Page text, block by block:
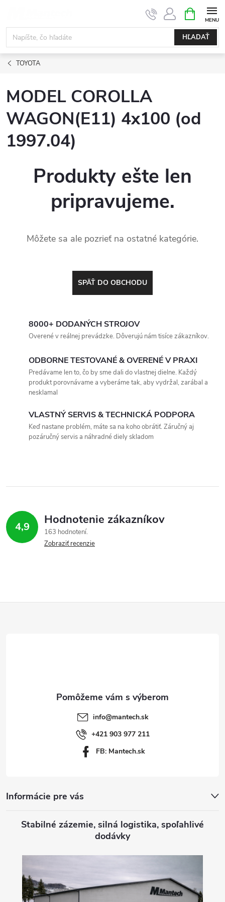
obsah
HĽADAŤ
KOŠÍK
TOYOTA
MODEL COROLLA
WAGON(E11) 4x100 (od
1997.04)
Produkty ešte len
pripravujeme.
Môžete sa ale pozrieť na ostatné kategórie.
SPÄŤ DO OBCHODU
8000+ DODANÝCH STROJOV
Overené v reálnej prevádzke. Dôverujú nám tisíce zákazníkov.
ODBORNE TESTOVANÉ & OVERENÉ V PRAXI
Predávame len to, čo by sme dali do vlastnej dielne. Každý
produkt porovnávame a vyberáme tak, aby vydržal, zarábal a
nesklamal
VLASTNÝ SERVIS & TECHNICKÁ PODPORA
Keď nastane problém, máte sa na koho obrátiť. Záručný aj
pozáručný servis a náhradné diely skladom
4,9 Hodnotenie zákazníkov
163 hodnotení
Zobraziť recenzie
info@mantech.sk
+421 903 977 211
FB: Mantech.sk
Informácie pre vás
Stabilné zázemie, silná logistika, spoľahlivé
dodávky